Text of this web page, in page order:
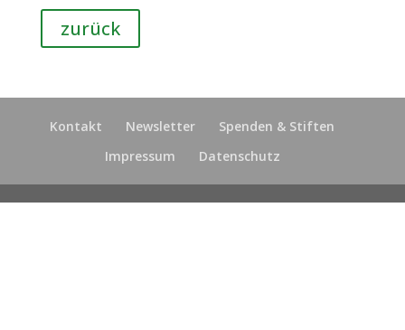
zurück
Kontakt Newsletter
Spenden & Stiften
Impressum
Datenschutz